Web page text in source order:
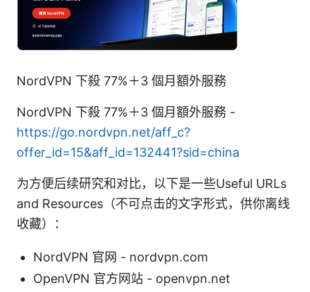
NordVPN 下殺 77%＋3 個月額外服務
NordVPN 下殺 77%＋3 個月額外服務 -
https://go.nordvpn.net/aff_c?
offer_id=15&aff_id=132441?sid=china
为方便后续研究和对比，以下是一些Useful URLs
and Resources（不可点击的文字形式，供你离线
收藏）：
NordVPN 官网 - nordvpn.com
OpenVPN 官方网站 - openvpn.net